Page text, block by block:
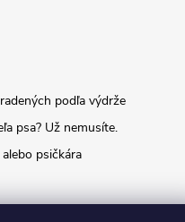
podľa výdrže
psa? Už nemusíte.
psičkára